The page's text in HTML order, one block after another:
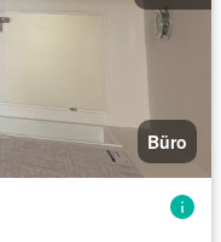
Büro